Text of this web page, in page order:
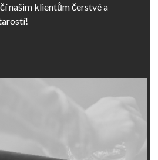
našim klientům čerstvé a